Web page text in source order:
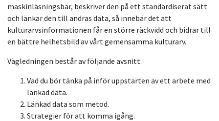
maskinläsningsbar, beskriver den på ett standardiserat sätt
och länkar den till andras data, så innebär det att
kulturarvsinformationen får en större räckvidd och bidrar till
en bättre helhetsbild av vårt gemensamma kulturarv.
Vägledningen består av följande avsnitt:
Vad du bör tänka på inför uppstarten av ett arbete med
länkad data.
Länkad data som metod.
Strategier för att komma igång.